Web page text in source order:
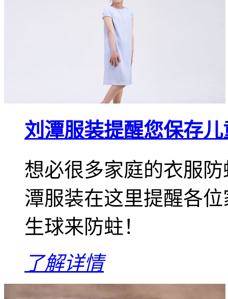
刘潭服装提醒您保存
想必很多家庭的衣服
潭服装在这里提醒各
生球来防蛀！
了解详情